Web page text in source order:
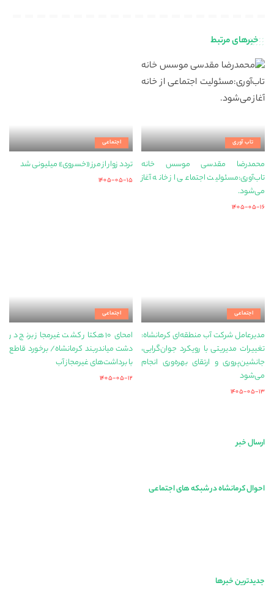
خبرهای مرتبط
تاب آوری
محمدرضا مقدسی موسس خانه
تاب‌آوری:مسئولیت اجتماعی از خانه آغاز
می‌شود.
۱۴۰۵-۰۵-۱۶
اجتماعی
تردد زوار از مرز «خسروی» میلیونی شد
۱۴۰۵-۰۵-۱۵
اجتماعی
مدیرعامل شرکت آب منطقه‌ای کرمانشاه:
تغییرات مدیریتی با رویکرد جوان‌گرایی،
جانشین‌پروری و ارتقای بهره‌وری انجام
می‌شود
۱۴۰۵-۰۵-۱۳
اجتماعی
امحای ۱۰ هکتار کشت غیرمجاز برنج در
دشت میاندربند کرمانشاه/ برخورد قاطع
با برداشت‌های غیرمجاز آب
۱۴۰۵-۰۵-۱۲
ارسال خبر
احوال کرمانشاه در شبکه های اجتماعی
جدیدترین خبرها